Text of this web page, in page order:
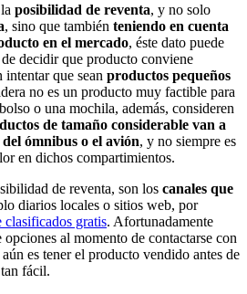
posibilidad de reventa, y no solo
, sino que también teniendo en cuenta
en el mercado, éste dato puede
decidir que producto conviene
intentar que sean productos pequeños
no es un producto muy factible para
o una mochila, además, consideren
de tamaño considerable van a
ómnibus o el avión, y no siempre es
en dichos compartimientos.
de reventa, son los canales que
diarios locales o sitios web, por
gratis. Afortunadamente
al momento de contactarse con
es tener el producto vendido antes de
fácil.